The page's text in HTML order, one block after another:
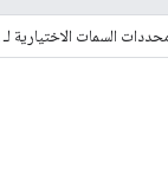
السمات الاختيارية لـ